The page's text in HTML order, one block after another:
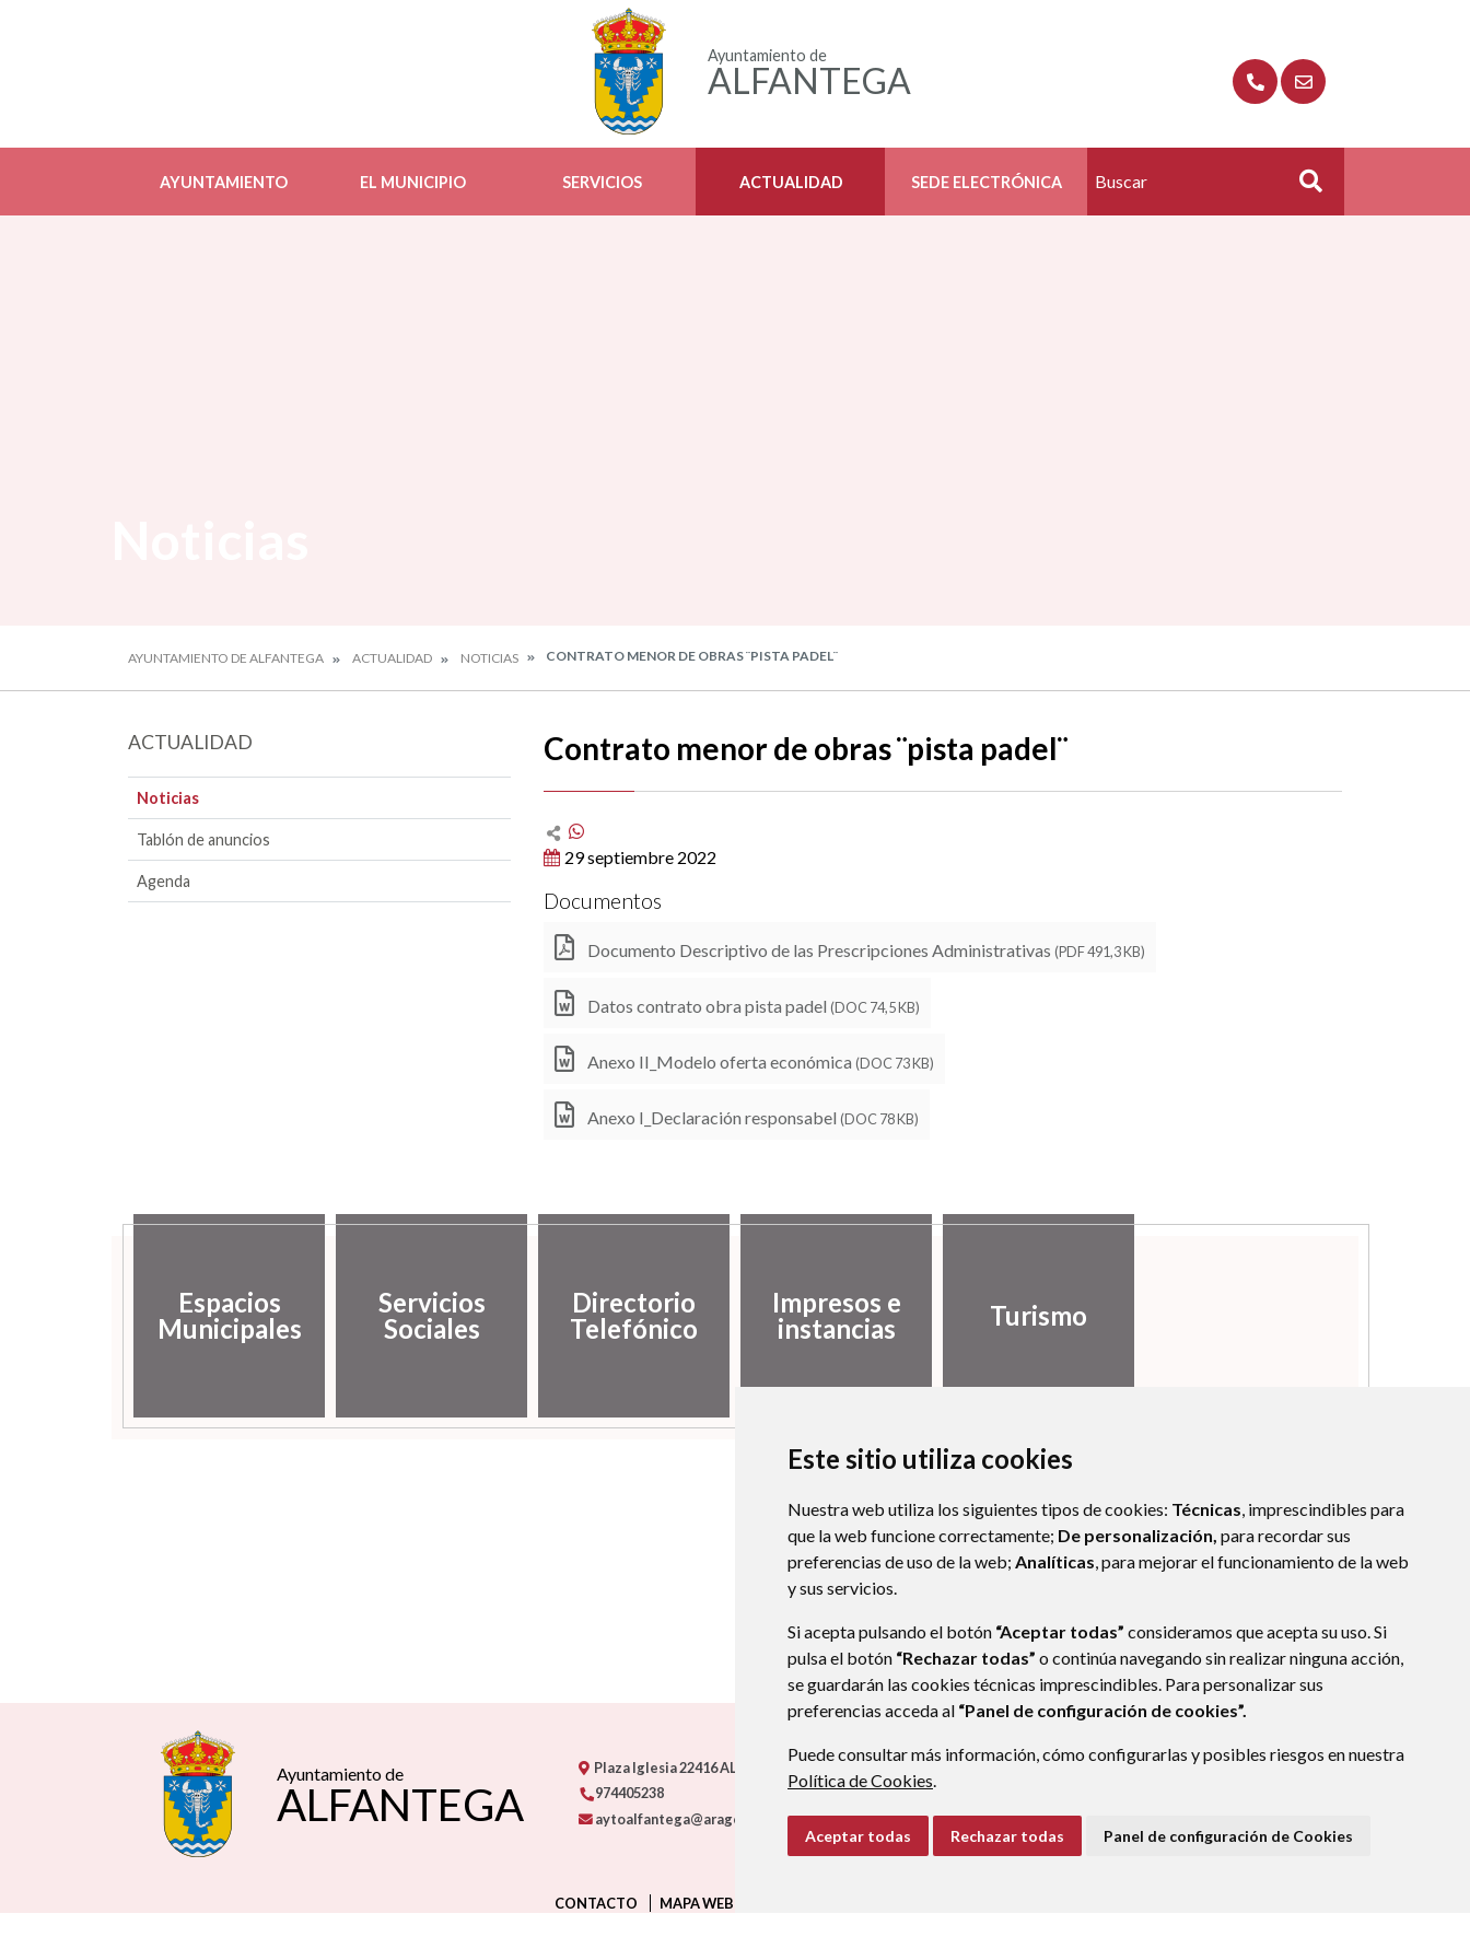
Este sitio utiliza cookies
Nuestra web utiliza los siguientes tipos de cookies: Técnicas, imprescindibles para
que la web funcione correctamente; De personalización, para recordar sus
preferencias de uso de la web; Analíticas, para mejorar el funcionamiento de la web
y sus servicios.
Si acepta pulsando el botón “Aceptar todas” consideramos que acepta su uso. Si
pulsa el botón “Rechazar todas” o continúa navegando sin realizar ninguna acción,
se guardarán las cookies técnicas imprescindibles. Para personalizar sus
preferencias acceda al “Panel de configuración de cookies”.
Puede consultar más información, cómo configurarlas y posibles riesgos en nuestra
Política de Cookies.
Aceptar todas Rechazar todas Panel de configuración de Cookies
Ayuntamiento de
ALFANTEGA
AYUNTAMIENTO EL MUNICIPIO SERVICIOS ACTUALIDAD SEDE ELECTRÓNICA Buscar
AYUNTAMIENTO DE ALFANTEGA ACTUALIDAD NOTICIAS CONTRATO MENOR DE OBRAS ¨PISTA PADEL¨
ACTUALIDAD
Noticias
Tablón de anuncios
Agenda
Contrato menor de obras ¨pista padel¨
29 septiembre 2022
Documentos
Documento Descriptivo de las Prescripciones Administrativas (PDF 491,3 KB)
Datos contrato obra pista padel (DOC 74,5 KB)
Anexo II_Modelo oferta económica (DOC 73 KB)
Anexo I_Declaración responsabel (DOC 78 KB)
Espacios
Municipales
Servicios
Sociales
Directorio
Telefónico
Impresos e
instancias
Turismo
Ayuntamiento de
ALFANTEGA
Plaza Iglesia22416ALFÁNTEGA
974405238
aytoalfantega@aragon.es
CONTACTO MAPA WEB